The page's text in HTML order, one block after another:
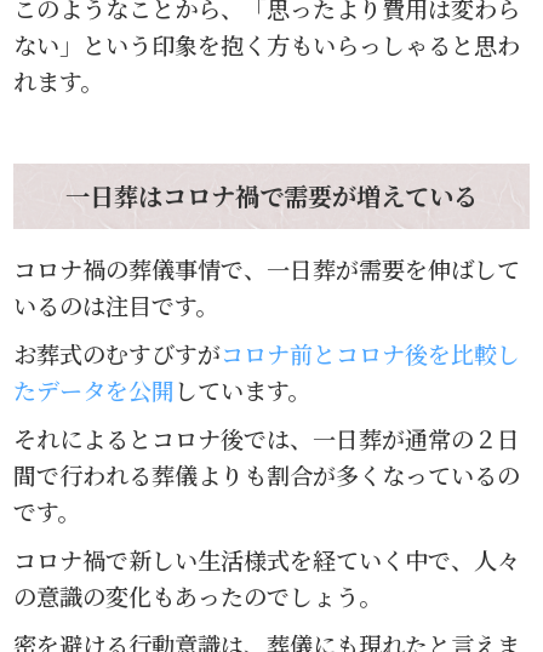
このようなことから、「思ったより費用は変わら
ない」という印象を抱く方もいらっしゃると思わ
れます。
一日葬はコロナ禍で需要が増えている
コロナ禍の葬儀事情で、一日葬が需要を伸ばして
いるのは注目です。
お葬式のむすびすがコロナ前とコロナ後を比較し
たデータを公開しています。
それによるとコロナ後では、一日葬が通常の２日
間で行われる葬儀よりも割合が多くなっているの
です。
コロナ禍で新しい生活様式を経ていく中で、人々
の意識の変化もあったのでしょう。
密を避ける行動意識は、葬儀にも現れたと言えま